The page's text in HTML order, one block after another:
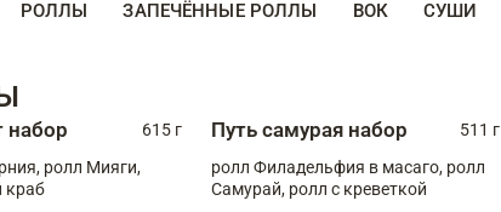
РОЛЛЫ ЗАПЕЧЁННЫЕ РОЛЛЫ ВОК СУШИ
набор
615 г
ролл Мияги,
краб
Путь самурая набор
511 г
ролл Филадельфия в масаго, ролл
Самурай, ролл с креветкой